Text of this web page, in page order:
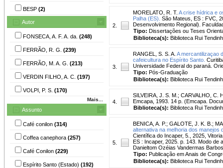
BESP (2)
Autor
FONSECA, A. F. A. da. (248)
FERRÃO, R. G. (239)
FERRÃO, M. A. G. (213)
VERDIN FILHO, A. C. (197)
VOLPI, P. S. (170)
Mais...
Assunto
Café conilon (314)
Coffea canephora (257)
Café Conilon (229)
Espírito Santo (Estado) (192)
2.
MORELATO, R. T. A crise hídrica e
Palha (ES). São Mateus, ES : FVC,
Desenvolvimento Regional).
Tipo: Dissertações ou Teses
Biblioteca(s): Biblioteca Rui
3.
RANGEL, S. S. A. A mercantilizaçao
cafeicultura no Espírito Santo.
Universidade Federal do paraná.
Tipo: Pós-Graduação
Biblioteca(s): Biblioteca Rui
4.
SILVEIRA, J. S. M. ; CARVALHO, C.
Emcapa, 1993. 14 p. (Emcapa.
Biblioteca(s): Biblioteca Rui
5.
BENICA, A. P. ; GALOTE, J. K. B. ;
alternativa na melhoria dos manejos
Científica do Incaper, 5., 2025,
ES : Incaper, 2025. p. 143. Modo de
Danieltom Ozéias Vandermas
Tipo: Publicação em Anais de
Biblioteca(s): Biblioteca Rui